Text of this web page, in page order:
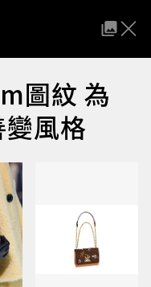
圖紋 為
風格